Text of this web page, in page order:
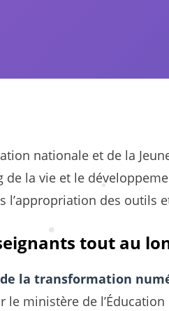
nationale et de la
la vie et le
l’appropriation des outils
tout au
la transformation
le ministère de